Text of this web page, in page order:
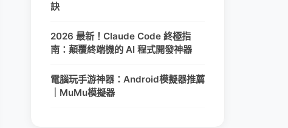
訣
2026 最新！Claude Code 終極指
南：顛覆終端機的 AI 程式開發神器
電腦玩手游神器：Android模擬器推薦
｜MuMu模擬器